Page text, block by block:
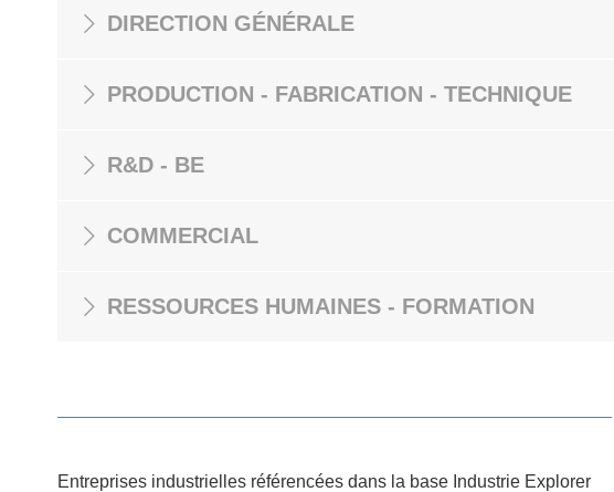
DIRECTION GÉNÉRALE
PRODUCTION - FABRICATION - TECHNIQUE
R&D - BE
COMMERCIAL
RESSOURCES HUMAINES - FORMATION
Entreprises industrielles référencées dans la base Industrie Explorer